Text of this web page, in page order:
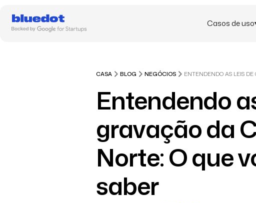
Casos de uso
CASA BLOG NEGÓCIOS
Entendendo
gravação da
Norte: O que
saber